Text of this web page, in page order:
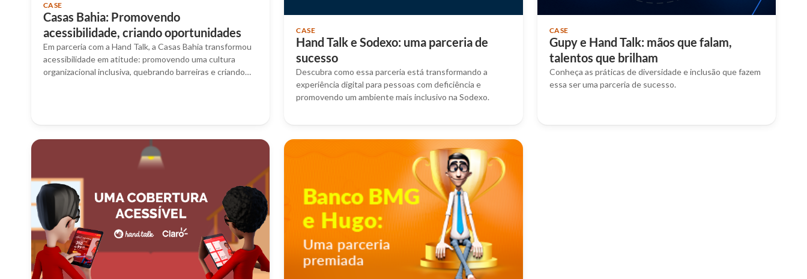
CASE
Casas Bahia: Promovendo
acessibilidade, criando oportunidades
Em parceria com a Hand Talk, a Casas Bahia transformou
acessibilidade em atitude: promovendo uma cultura
organizacional inclusiva, quebrando barreiras e criando…
CASE
Hand Talk e Sodexo: uma parceria de
sucesso
Descubra como essa parceria está transformando a
experiência digital para pessoas com deficiência e
promovendo um ambiente mais inclusivo na Sodexo.
CASE
Gupy e Hand Talk: mãos que falam,
talentos que brilham
Conheça as práticas de diversidade e inclusão que fazem
essa ser uma parceria de sucesso.